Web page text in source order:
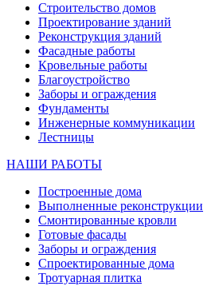
Строительство домов
Проектирование зданий
Реконструкция зданий
Фасадные работы
Кровельные работы
Благоустройство
Заборы и ограждения
Фундаменты
Инженерные коммуникации
Лестницы
НАШИ РАБОТЫ
Построенные дома
Выполненные реконструкции
Смонтированные кровли
Готовые фасады
Заборы и ограждения
Спроектированные дома
Тротуарная плитка